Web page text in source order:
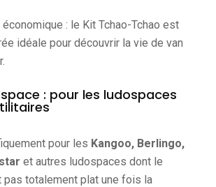
: le Kit Tchao-Tchao est
idéale pour découvrir la vie de van
: pour les ludospaces
pour les Kangoo, Berlingo,
et autres ludospaces dont le
pas totalement plat une fois la